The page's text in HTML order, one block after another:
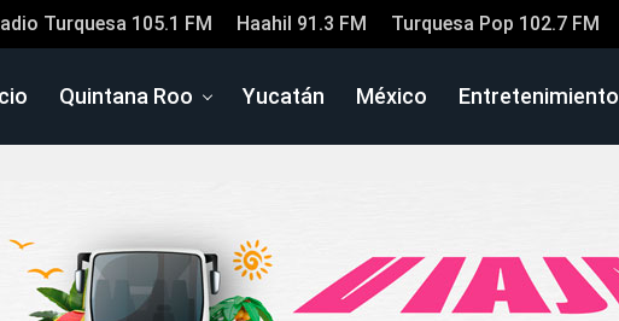
Turquesa 105.1 FM Haahil 91.3 FM Turquesa Pop 102.7 FM
Quintana Roo Yucatán México Entretenimiento